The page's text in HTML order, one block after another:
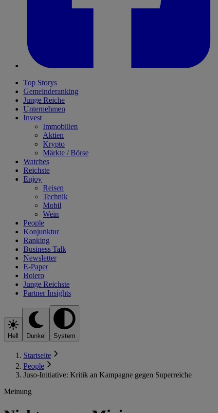
Top Storys
Gemeinderanking
Junge Reiche
Unternehmen
Invest
Immobilien
Aktien
Krypto
Märkte / Börse
Watches
Reichste
Enjoy
Reisen
Technik
Mobil
Wein
People
Konjunktur
Ranking
Business Talk
Newsletter
E-Paper
Bolero
Junge Reichste
Partner Insights
Hell Dunkel System
Startseite
People
Juso-Initiative: Kritik an Kampagne gegen Superreiche
Meinung